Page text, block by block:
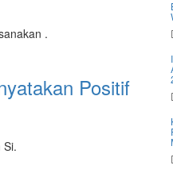
.
Positif
Si.